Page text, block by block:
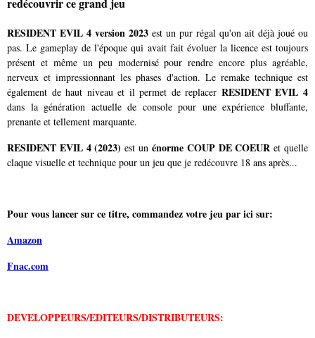
RESIDENT EVIL 4 version 2023 est un pur régal qu'on ait déjà joué ou
pas. Le gameplay de l'époque qui avait fait évoluer la licence est toujours
présent et même un peu modernisé pour rendre encore plus agréable,
nerveux et impressionnant les phases d'action. Le remake technique est
également de haut niveau et il permet de replacer RESIDENT EVIL 4
dans la génération actuelle de console pour une expérience bluffante,
prenante et tellement marquante.
RESIDENT EVIL 4 (2023) est un énorme COUP DE COEUR et quelle
claque visuelle et technique pour un jeu que je redécouvre 18 ans après...
Pour vous lancer sur ce titre, commandez votre jeupar ici sur:
Amazon
Fnac.com
DEVELOPPEURS/EDITEURS/DISTRIBUTEURS: